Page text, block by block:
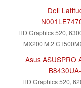
Dell
HD Graphics 520,
MX200 M.2
Asus ASUSPRO
HD Graphics 520,